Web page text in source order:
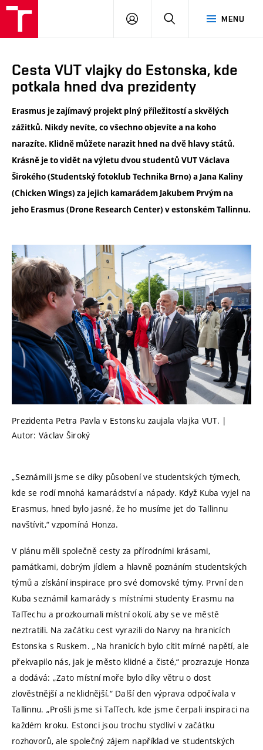
MENU
PŘIHLÁSIT
Cesta VUT vlajky do Estonska, kde
potkala hned dva prezidenty
Erasmus je zajímavý projekt plný příležitostí a skvělých
zážitků. Nikdy nevíte, co všechno objevíte a na koho
narazíte. Klidně můžete narazit hned na dvě hlavy států.
Krásně je to vidět na výletu dvou studentů VUT Václava
Širokého (Studentský fotoklub Technika Brno) a Jana Kaliny
(Chicken Wings) za jejich kamarádem Jakubem Prvým na
jeho Erasmus (Drone Research Center) v estonském Tallinnu.
Prezidenta Petra Pavla v Estonsku zaujala vlajka VUT. |
Autor: Václav Široký
„Seznámili jsme se díky působení ve studentských týmech,
kde se rodí mnohá kamarádství a nápady. Když Kuba vyjel na
Erasmus, hned bylo jasné, že ho musíme jet do Tallinnu
navštívit,“ vzpomíná Honza.
V plánu měli společně cesty za přírodními krásami,
památkami, dobrým jídlem a hlavně poznáním studentských
týmů a získání inspirace pro své domovské týmy. První den
Kuba seznámil kamarády s místními studenty Erasmu na
TalTechu a prozkoumali místní okolí, aby se ve městě
neztratili. Na začátku cest vyrazili do Narvy na hranicích
Estonska s Ruskem. „Na hranicích bylo cítit mírné napětí, ale
překvapilo nás, jak je město klidné a čisté,“ prozrazuje Honza
a dodává: „Zato místní moře bylo díky větru o dost
zlověstnější a neklidnější.“ Další den výprava odpočívala v
Tallinnu. „Prošli jsme si TalTech, kde jsme čerpali inspiraci na
každém kroku. Estonci jsou trochu stydliví v začátku
rozhovorů, ale společný zájem například ve studentských